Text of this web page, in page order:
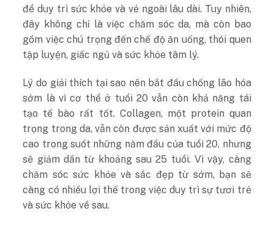
để duy trì sức khỏe và vẻ ngoài lâu dài. Tuy nhiên,
đây không chỉ là việc chăm sóc da, mà còn bao
gồm việc chú trọng đến chế độ ăn uống, thói quen
tập luyện, giấc ngủ và sức khỏe tâm lý.
Lý do giải thích tại sao nên bắt đầu chống lão hóa
sớm là vì cơ thể ở tuổi 20 vẫn còn khả năng tái
tạo tế bào rất tốt. Collagen, một protein quan
trọng trong da, vẫn còn được sản xuất với mức độ
cao trong suốt những năm đầu của tuổi 20, nhưng
sẽ giảm dần từ khoảng sau 25 tuổi. Vì vậy, càng
chăm sóc sức khỏe và sắc đẹp từ sớm, bạn sẽ
càng có nhiều lợi thế trong việc duy trì sự tươi trẻ
và sức khỏe về sau.